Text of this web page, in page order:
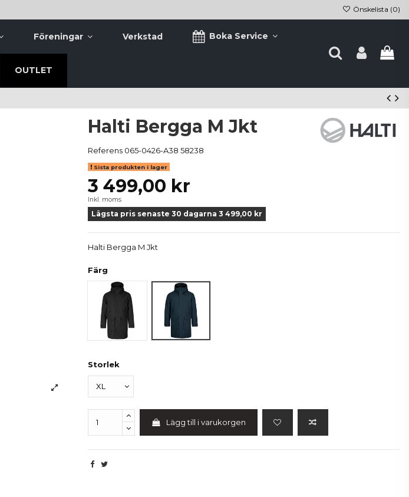
Önskelista (0)
Föreningar Verkstad Boka Service
OUTLET
Halti Bergga M Jkt
Referens 065-0426-A38 58238
Sista produkten i lager
3 499,00 kr
Inkl. moms
Lägsta pris senaste 30 dagarna 3 499,00 kr
Halti Bergga M Jkt
Färg
Svart
Blå
Storlek
Lägg till i varukorgen